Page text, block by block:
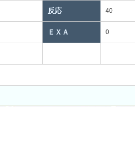
反応 40
ＥＸＡ 0